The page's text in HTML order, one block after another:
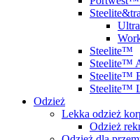
Ultra
Steelite™
Steelite™
Steelite™
Steelite™
Odzież
Lekka odzież
Odzież